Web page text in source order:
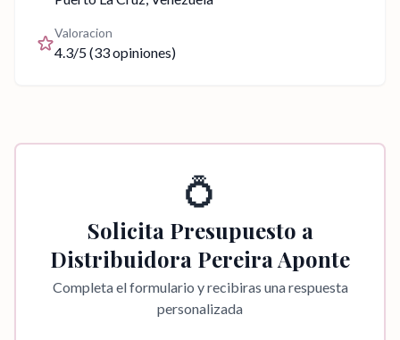
Valoracion
4.3/5 (33opiniones)
💍
Solicita Presupuesto a
Distribuidora Pereira Aponte
Completa el formulario y recibiras una respuesta
personalizada